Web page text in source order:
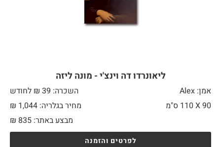
ליאונרדו דה וינצ'י - מונה ליזה
אמן: Alex
השכרה: 39 ₪ לחודש
90 X
מחיר בגלריה: 1,044 ₪
מבצע באתר:
₪ 835
לפרטים והזמנה